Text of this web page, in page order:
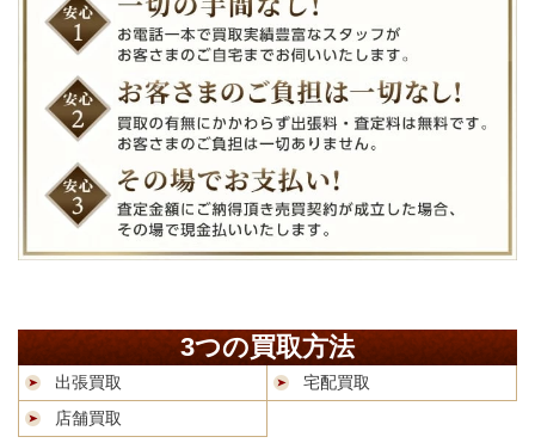
3つの買取方法
出張買取
宅配買取
店舗買取